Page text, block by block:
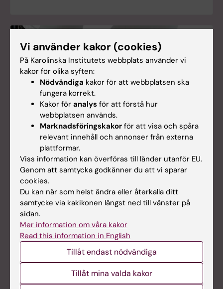
Podcast
Vad vet du om hiv?
Hiv-viruset identifierades för över 40 år sedan och
snart kunde man koppla ihop det med den dödliga
sjukdomen aids. Globalt lever 40 miljoner med hiv
men tack vare forskning så finns idag effektiva
läkemedel som kan hålla viruset i schack. Professor
Anders Sönnerborg har varit med på hela resan från
upptäckt till kontroll.
Vi använder kakor (cookies)
På Karolinska Institutets webbplats använder vi
kakor för olika syften:
Nödvändiga kakor för att webbplatsen ska
fungera korrekt.
Kakor för analys för att förstå hur
webbplatsen används.
Marknadsföringskakor för att visa och spåra
relevant innehåll och annonser från externa
plattformar.
Viss information kan överföras till länder utanför EU.
Genom att samtycka godkänner du att vi sparar
cookies.
Du kan när som helst ändra eller återkalla ditt
samtycke via kakikonen längst ned till vänster på
sidan.
Mer information om våra kakor
Read this information in English
Tillåt endast nödvändiga
Tillåt mina valda kakor